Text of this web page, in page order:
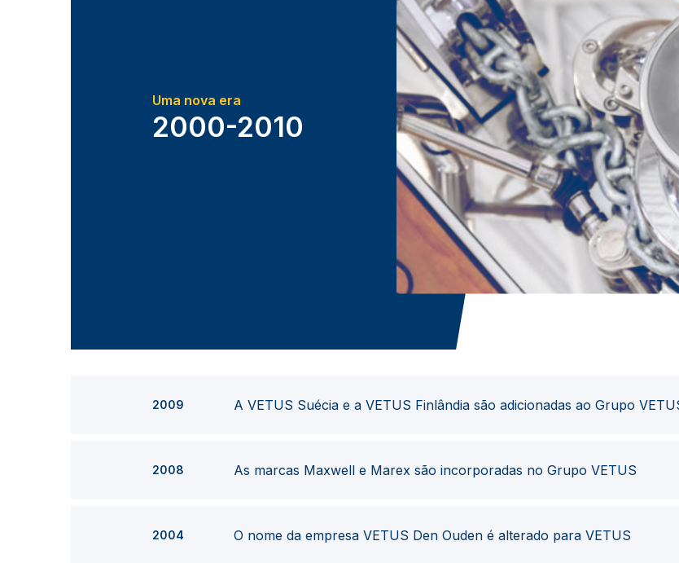
Uma nova era
2000-2010
2009 A VETUS Suécia e a VETUS Finlândia são adicionadas ao Grupo
2008 As marcas Maxwell e Marex são incorporadas no Grupo VETUS
2004 O nome da empresa VETUS Den Ouden é alterado para VETUS